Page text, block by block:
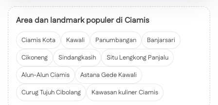
Area dan landmark populer di Ciamis
Ciamis Kota Kawali Panumbangan
Banjarsari
Cikoneng
Sindangkasih
Situ Lengkong Panjalu
Alun-Alun Ciamis
Astana Gede Kawali
Curug Tujuh Cibolang
Kawasan kuliner Ciamis